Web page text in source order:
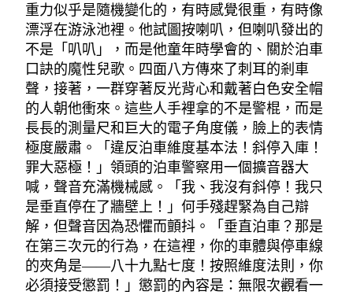
重力似乎是隨機變化的，有時感覺很重，有時像
漂浮在游泳池裡。他試圖按喇叭，但喇叭發出的
不是「叭叭」，而是他童年時學會的、關於泊車
口訣的魔性兒歌。四面八方傳來了刺耳的剎車
聲，接著，一群穿著反光背心和戴著白色安全帽
的人朝他衝來。這些人手裡拿的不是警棍，而是
長長的測量尺和巨大的電子角度儀，臉上的表情
極度嚴肅。「違反泊車維度基本法！斜停入庫！
罪大惡極！」領頭的泊車警察用一個擴音器大
喊，聲音充滿機械感。「我、我沒有斜停！我只
是垂直停在了牆壁上！」何手殘趕緊為自己辯
解，但聲音因為恐懼而顫抖。「垂直泊車？那是
在第三次元的行為，在這裡，你的車體與停車線
的夾角是——八十九點七度！按照維度法則，你
必須接受懲罰！」懲罰的內容是：無限次觀看一